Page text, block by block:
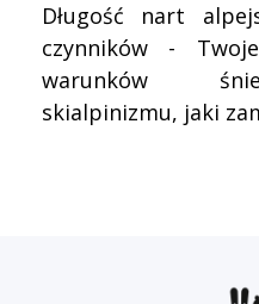
Długość nart
czynników -
warunków
skialpinizmu, jaki